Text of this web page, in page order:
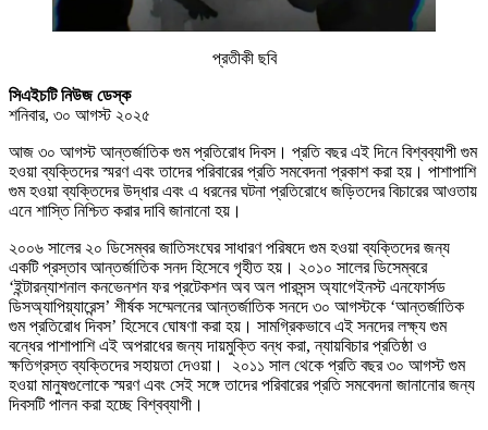
প্রতীকী ছবি
সিএইচটি নিউজ ডেস্ক
শনিবার, ৩০ আগস্ট ২০২৫
আজ ৩০ আগস্ট আন্তর্জাতিক গুম প্রতিরোধ দিবস। প্রতি বছর এই দিনে বিশ্বব্যাপী গুম
হওয়া ব্যক্তিদের স্মরণ এবং তাদের পরিবারের প্রতি সমবেদনা প্রকাশ করা হয়। পাশাপাশি
গুম হওয়া ব্যক্তিদের উদ্ধার এবং এ ধরনের ঘটনা প্রতিরোধে জড়িতদের বিচারের আওতায়
এনে শাস্তি নিশ্চিত করার দাবি জানানো হয়।
২০০৬ সালের ২০ ডিসেম্বর জাতিসংঘের সাধারণ পরিষদে গুম হওয়া ব্যক্তিদের জন্য
একটি প্রস্তাব আন্তর্জাতিক সনদ হিসেবে গৃহীত হয়। ২০১০ সালের ডিসেম্বরে
‘ইন্টারন্যাশনাল কনভেনশন ফর প্রটেকশন অব অল পারসন্স অ্যাগেইনস্ট এনফোর্সড
ডিসঅ্যাপিয়্যারেন্স’ শীর্ষক সম্মেলনের আন্তর্জাতিক সনদে ৩০ আগস্টকে ‘আন্তর্জাতিক
গুম প্রতিরোধ দিবস’ হিসেবে ঘোষণা করা হয়। সামগ্রিকভাবে এই সনদের লক্ষ্য গুম
বন্ধের পাশাপাশি এই অপরাধের জন্য দায়মুক্তি বন্ধ করা, ন্যায়বিচার প্রতিষ্ঠা ও
ক্ষতিগ্রস্ত ব্যক্তিদের সহায়তা দেওয়া। ২০১১ সাল থেকে প্রতি বছর ৩০ আগস্ট গুম
হওয়া মানুষগুলোকে স্মরণ এবং সেই সঙ্গে তাদের পরিবারের প্রতি সমবেদনা জানানোর জন্য
দিবসটি পালন করা হচ্ছে বিশ্বব্যাপী।